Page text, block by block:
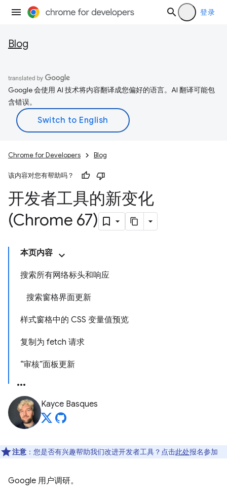
登录
Blog
Google 会使用 AI 技术将内容翻译成您偏好的语言。AI 翻译可能包
含错误。
Chrome for Developers Blog
该内容对您有帮助吗？
开发者工具的新变化
(Chrome 67)
本页内容
搜索所有网络标头和响应
搜索窗格界面更新
样式窗格中的 CSS 变量值预览
复制为 fetch 请求
“审核”面板更新
Kayce Basques
注意 ：您是否有兴趣帮助我们改进开发者工具？点击此处报名参加
Google 用户调研。